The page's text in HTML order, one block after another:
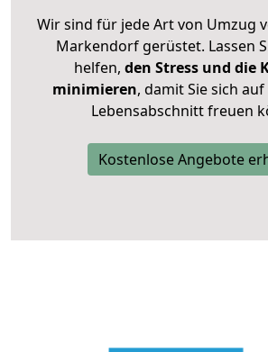
Wir sind für jede Art von Umzug
Markendorf gerüstet. Lassen
helfen, den Stress und die
minimieren, damit Sie sich
Lebensabschnitt freuen
Kostenlose Angebote